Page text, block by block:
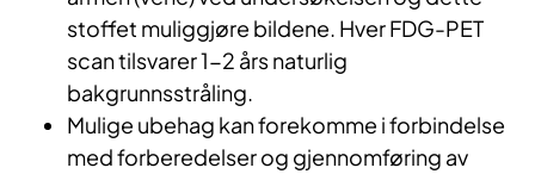
stoffet muliggjøre bildene. Hver FDG-PET
scan tilsvarer 1-2 års naturlig
bakgrunnsstråling.
Mulige ubehag kan forekomme i forbindelse
med forberedelser og gjennomføring av